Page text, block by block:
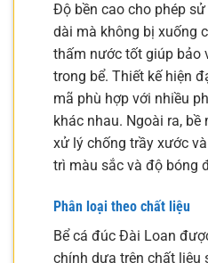
Độ bền cao cho phép
dài mà không bị xuống
thấm nước tốt giúp bảo
trong bể. Thiết kế hiện
mã phù hợp với nhiều
khác nhau. Ngoài ra,
xử lý chống trầy xước
trì màu sắc và độ bóng
Phân loại theo chất liệu
Bể cá đúc Đài Loan
chính dựa trên chất liệu